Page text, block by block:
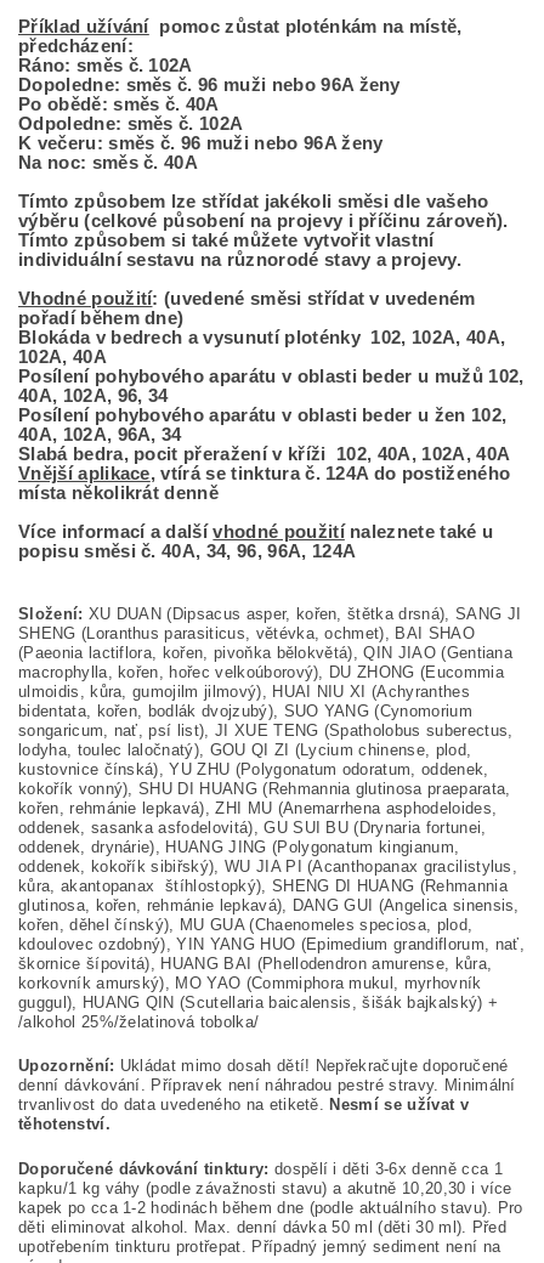
Příklad užívání pomoc zůstat ploténkám na místě,
předcházení:
Ráno: směs č. 102A
Dopoledne: směs č. 96 muži nebo 96A ženy
Po obědě: směs č. 40A
Odpoledne: směs č. 102A
K večeru: směs č. 96 muži nebo 96A ženy
Na noc: směs č. 40A
Tímto způsobem lze střídat jakékoli směsi dle vašeho
výběru (celkové působení na projevy i příčinu zároveň).
Tímto způsobem si také můžete vytvořit vlastní
individuální sestavu na různorodé stavy a projevy.
Vhodné použití: (uvedené směsi střídat v uvedeném
pořadí během dne)
Blokáda v bedrech a vysunutí ploténky 102, 102A, 40A,
102A, 40A
Posílení pohybového aparátu v oblasti beder u mužů 102,
40A, 102A, 96, 34
Posílení pohybového aparátu v oblasti beder u žen 102,
40A, 102A, 96A, 34
Slabá bedra, pocit přeražení v kříži 102, 40A, 102A, 40A
Vnější aplikace, vtírá se tinktura č. 124A do postiženého
místa několikrát denně
Více informací a dalšívhodné použitínaleznete také u
popisu směsi č. 40A, 34, 96, 96A, 124A
Složení: XU DUAN (Dipsacus asper, kořen, štětka drsná), SANG JI
SHENG (Loranthus parasiticus, větévka, ochmet), BAI SHAO
(Paeonia lactiflora, kořen, pivoňka bělokvětá), QIN JIAO (Gentiana
macrophylla, kořen, hořec velkoúborový), DU ZHONG (Eucommia
ulmoidis, kůra, gumojilm jilmový), HUAI NIU XI (Achyranthes
bidentata, kořen, bodlák dvojzubý), SUO YANG (Cynomorium
songaricum, nať, psí list), JI XUE TENG (Spatholobus suberectus,
lodyha, toulec laločnatý), GOU QI ZI (Lycium chinense, plod,
kustovnice čínská), YU ZHU (Polygonatum odoratum, oddenek,
kokořík vonný), SHU DI HUANG (Rehmannia glutinosa praeparata,
kořen, rehmánie lepkavá), ZHI MU (Anemarrhena asphodeloides,
oddenek, sasanka asfodelovitá), GU SUI BU (Drynaria fortunei,
oddenek, drynárie), HUANG JING (Polygonatum kingianum,
oddenek, kokořík sibiřský), WU JIA PI (Acanthopanax gracilistylus,
kůra, akantopanax štíhlostopký), SHENG DI HUANG (Rehmannia
glutinosa, kořen, rehmánie lepkavá), DANG GUI (Angelica sinensis,
kořen, děhel čínský), MU GUA (Chaenomeles speciosa, plod,
kdoulovec ozdobný), YIN YANG HUO (Epimedium grandiflorum, nať,
škornice šípovitá), HUANG BAI (Phellodendron amurense, kůra,
korkovník amurský), MO YAO (Commiphora mukul, myrhovník
guggul), HUANG QIN (Scutellaria baicalensis, šišák bajkalský) +
/alkohol 25%/želatinová tobolka/
Upozornění: Ukládat mimo dosah dětí! Nepřekračujte doporučené
denní dávkování. Přípravek není náhradou pestré stravy. Minimální
trvanlivost do data uvedeného na etiketě.
Nesmí se užívat v
těhotenství.
Doporučené dávkování tinktury: dospělí i děti 3-6x denně cca 1
kapku/1 kg váhy (podle závažnosti stavu) a akutně 10,20,30 i více
kapek po cca 1-2 hodinách během dne (podle aktuálního stavu). Pro
děti eliminovat alkohol. Max. denní dávka 50 ml (děti 30 ml). Před
upotřebením tinkturu protřepat. Případný jemný sediment není na